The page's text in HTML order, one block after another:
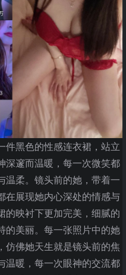
件黑色的性感连衣裙，站立
深邃而温暖，每一次微笑都
温柔。镜头前的她，带着一
在展现她内心深处的情感与
的映衬下更加完美，细腻的
的美丽。每一张照片中的她
仿佛她天生就是镜头前的焦
温暖，每一次眼神的交流都